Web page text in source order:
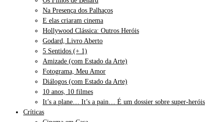
Na Presença dos Palhaços
E elas criaram cinema
Hollywood Clássica: Outros Heróis
Godard, Livro Aberto
5 Sentidos (+ 1)
Amizade (com Estado da Arte)
Fotograma, Meu Amor
Diálogos (com Estado da Arte)
10 anos, 10 filmes
It’s a plane… It’s a pain… É um dossier sobre super-heróis
Críticas